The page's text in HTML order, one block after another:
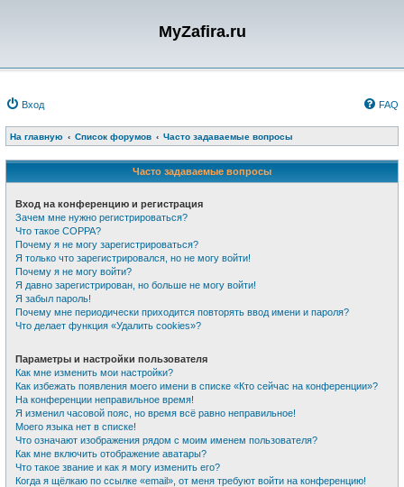
MyZafira.ru
Вход FAQ
На главную Список форумов Часто задаваемые вопросы
Часто задаваемые вопросы
Вход на конференцию и регистрация
Зачем мне нужно регистрироваться?
Что такое COPPA?
Почему я не могу зарегистрироваться?
Я только что зарегистрировался, но не могу войти!
Почему я не могу войти?
Я давно зарегистрирован, но больше не могу войти!
Я забыл пароль!
Почему мне периодически приходится повторять ввод имени и пароля?
Что делает функция «Удалить cookies»?
Параметры и настройки пользователя
Как мне изменить мои настройки?
Как избежать появления моего имени в списке «Кто сейчас на конференции»?
На конференции неправильное время!
Я изменил часовой пояс, но время всё равно неправильное!
Моего языка нет в списке!
Что означают изображения рядом с моим именем пользователя?
Как мне включить отображение аватары?
Что такое звание и как я могу изменить его?
Когда я щёлкаю по ссылке «email», от меня требуют войти на конференцию!